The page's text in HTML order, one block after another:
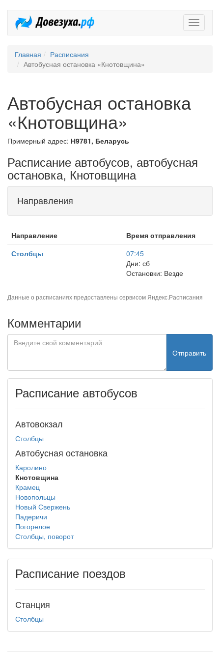
Главная
Расписания
Автобусная остановка «Кнотовщина»
Автобусная остановка
«Кнотовщина»
Примерный адрес: Н9781, Беларусь
Расписание автобусов, автобусная
остановка, Кнотовщина
Направления
Направление
Время отправления
Столбцы
07:45
Дни: сб
Остановки: Везде
Данные о расписаниях предоставлены сервисом Яндекс.Расписания
Комментарии
Отправить
Расписание автобусов
Автовокзал
Столбцы
Автобусная остановка
Каролино
Кнотовщина
Крамец
Новопольцы
Новый Свержень
Падеричи
Погорелое
Столбцы, поворот
Расписание поездов
Станция
Столбцы